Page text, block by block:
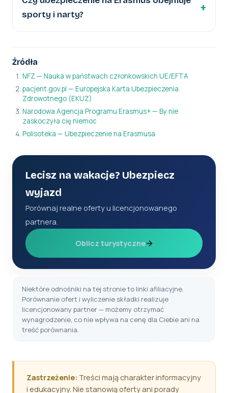
sporty i narty?
Źródła
NFZ — Nauka w państwach członkowskich UE/EFTA
pacjent.gov.pl — Europejska Karta Ubezpieczenia
Zdrowotnego (EKUZ)
Narodowa Agencja Programu Erasmus+ — By nie
zaskoczyła cię niemoc
Polisoteka — Ubezpieczenie na Erasmusa
Lecisz na wakacje? Ubezpiecz
wyjazd
Porównaj realne oferty u licencjonowanego
partnera.
Oblicz turystyczne→
Niektóre odnośniki na tej stronie to linki afiliacyjne.
Porównanie ofert i wyliczenie składki realizuje
licencjonowany partner — możemy otrzymać
wynagrodzenie, co nie wpływa na cenę dla Ciebie ani na
treść porównania.
Zastrzeżenie: Treści mają charakter informacyjny
i edukacyjny. Nie stanowią oferty ani porady